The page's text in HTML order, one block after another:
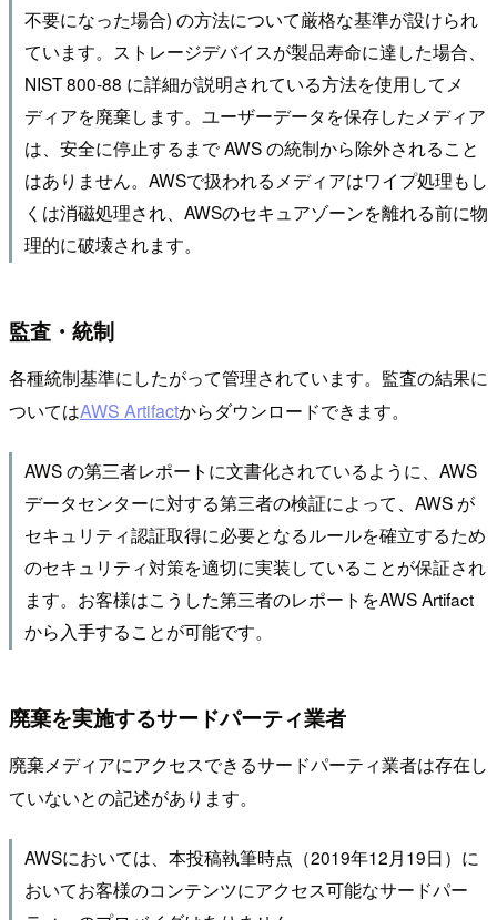
不要になった場合) の方法について厳格な基準が設けられ
ています。ストレージデバイスが製品寿命に達した場合、
NIST 800-88 に詳細が説明されている方法を使用してメ
ディアを廃棄します。ユーザーデータを保存したメディア
は、安全に停止するまで AWS の統制から除外されること
はありません。AWSで扱われるメディアはワイプ処理もし
くは消磁処理され、AWSのセキュアゾーンを離れる前に物
理的に破壊されます。
監査・統制
各種統制基準にしたがって管理されています。監査の結果に
ついてはAWS Artifactからダウンロードできます。
AWS の第三者レポートに文書化されているように、AWS
データセンターに対する第三者の検証によって、AWS が
セキュリティ認証取得に必要となるルールを確立するため
のセキュリティ対策を適切に実装していることが保証され
ます。お客様はこうした第三者のレポートをAWS Artifact
から入手することが可能です。
廃棄を実施するサードパーティ業者
廃棄メディアにアクセスできるサードパーティ業者は存在し
ていないとの記述があります。
AWSにおいては、本投稿執筆時点（2019年12月19日）に
おいてお客様のコンテンツにアクセス可能なサードパー